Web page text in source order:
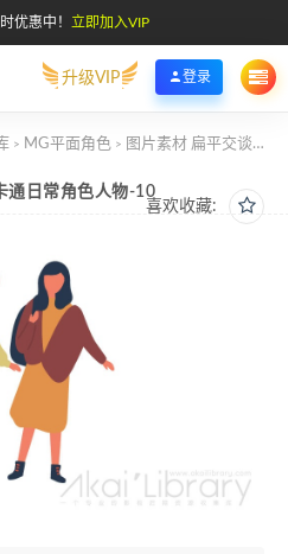
优惠中！ 立即加入VIP
升级VIP 登录
> MG平面角色 > 图片素材 扁平交谈女生插画卡通日常角色人物-10
喜欢收藏:
通日常角色人物-10